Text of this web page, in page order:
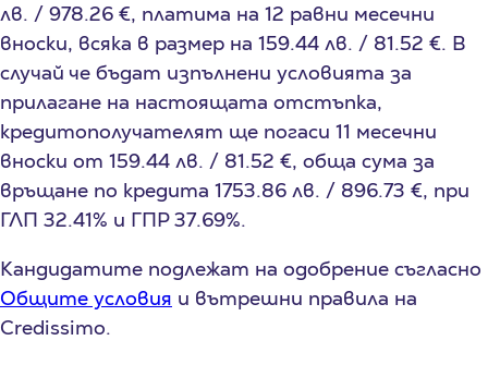
лв. / 978.26 €, платима на 12 равни месечни
вноски, всяка в размер на 159.44 лв. / 81.52 €. В
случай че бъдат изпълнени условията за
прилагане на настоящата отстъпка,
кредитополучателят ще погаси 11 месечни
вноски от 159.44 лв. / 81.52 €, обща сума за
връщане по кредита 1753.86 лв. / 896.73 €, при
ГЛП 32.41% и ГПР 37.69%.
Кандидатите подлежат на одобрение съгласно
Общите условия и вътрешни правила на
Credissimo.